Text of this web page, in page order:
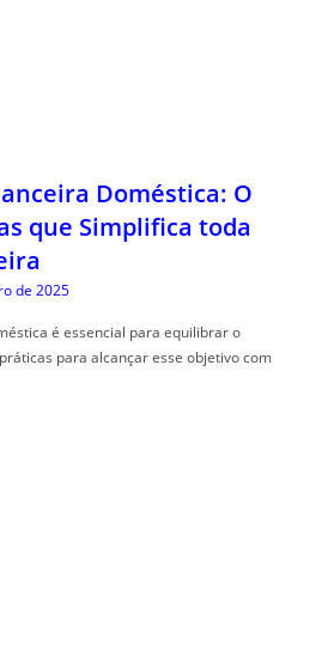
Doméstica: O
que Simplifica toda
de 2025
é essencial para equilibrar o
para alcançar esse objetivo com